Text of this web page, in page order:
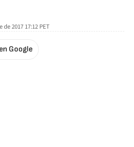
de 2017 17:12 PET
Google